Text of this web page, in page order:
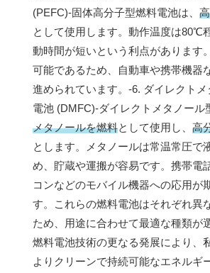
(PEFC)-固体高分子型燃料電池は、
として使用します。動作温度は80℃
動時間が短いという利点があります
可能であるため、自動車や携帯機器
進められています。-6. ダイレクト
電池 (DMFC)-ダイレクトメタノール
メタノールを燃料として使用し、 高
とします。メタノールは常温常圧で
め、貯蔵や運搬が容易です。携帯電
コンなどのモバイル機器への応用が
す。これらの燃料電池はそれぞれ異
ため、用途に合わせて最適な種類が
燃料電池技術の更なる発展により、
よりクリーンで持続可能なエネルギ